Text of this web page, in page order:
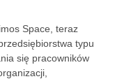
Space, teraz
typu
się pracowników